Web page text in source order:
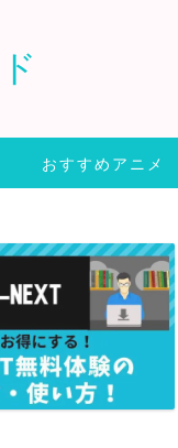
おすすめアニメ